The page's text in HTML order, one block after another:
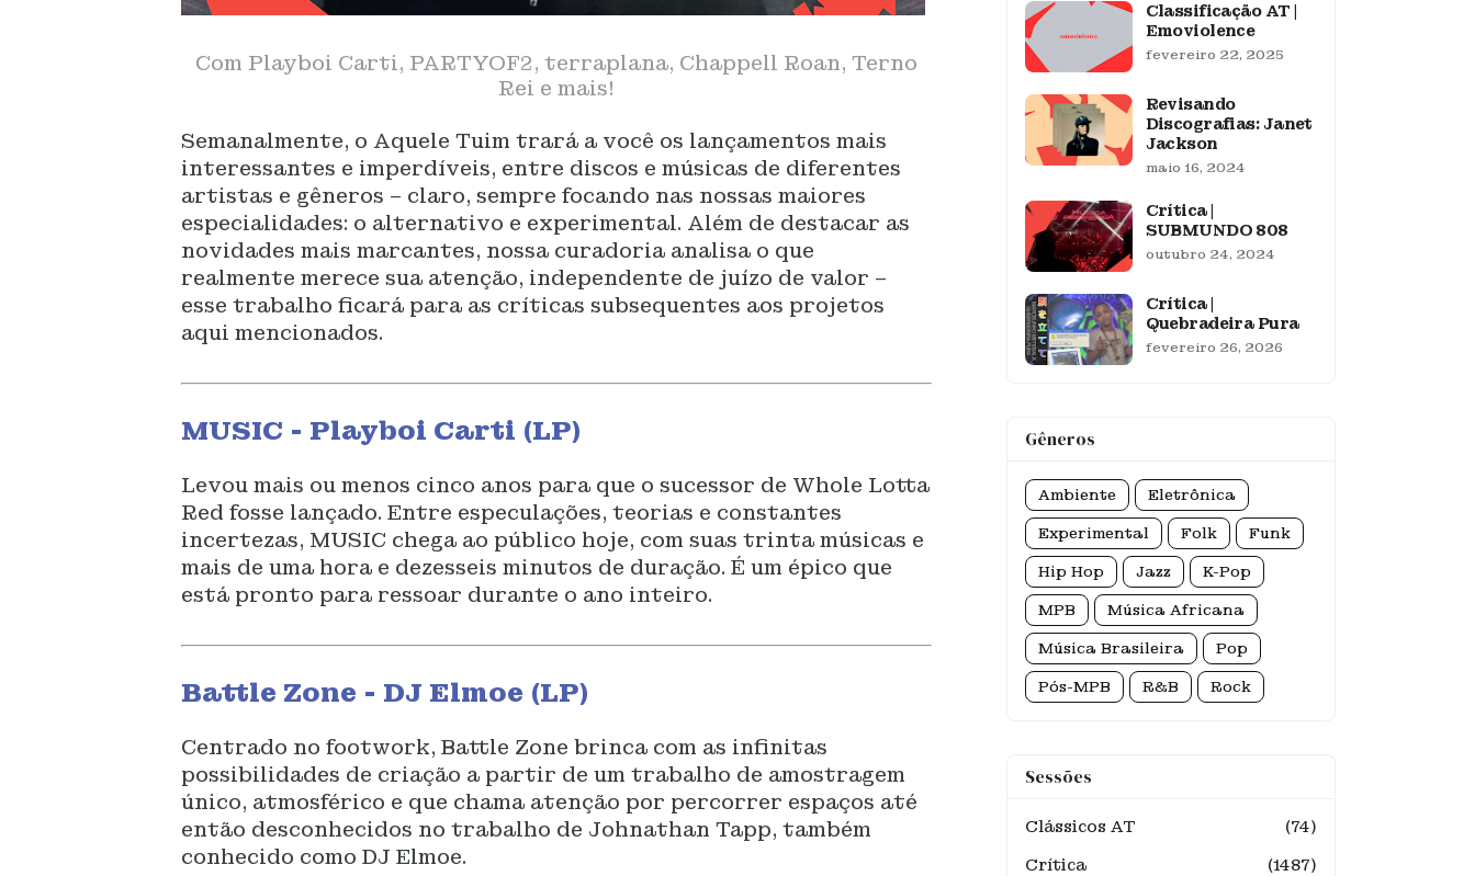
Com Playboi Carti, PARTYOF2, terraplana, Chappell Roan, Terno
Rei e mais!
Semanalmente, o Aquele Tuim trará a você os lançamentos mais
interessantes e imperdíveis, entre discos e músicas de diferentes
artistas e gêneros – claro, sempre focando nas nossas maiores
especialidades: o alternativo e experimental. Além de destacar as
novidades mais marcantes, nossa curadoria analisa o que
realmente merece sua atenção, independente de juízo de valor –
esse trabalho ficará para as críticas subsequentes aos projetos
aqui mencionados.
MUSIC - Playboi Carti (LP)
Levou mais ou menos cinco anos para que o sucessor de Whole Lotta
Red fosse lançado. Entre especulações, teorias e constantes
incertezas, MUSIC chega ao público hoje, com suas trinta músicas e
mais de uma hora e dezesseis minutos de duração. É um épico que
está pronto para ressoar durante o ano inteiro.
Battle Zone - DJ Elmoe (LP)
Centrado no footwork, Battle Zone brinca com as infinitas
possibilidades de criação a partir de um trabalho de amostragem
único, atmosférico e que chama atenção por percorrer espaços até
então desconhecidos no trabalho de Johnathan Tapp, também
conhecido como DJ Elmoe.
Classificação AT |
Emoviolence
fevereiro 22, 2025
Revisando
Discografias: Janet
Jackson
maio 16, 2024
Crítica |
SUBMUNDO 808
outubro 24, 2024
Crítica |
Quebradeira Pura
fevereiro 26, 2026
Gêneros
Ambiente Eletrônica
Experimental Folk Funk
Hip Hop Jazz K-Pop
MPB Música Africana
Música Brasileira Pop
Pós-MPB R&B Rock
Sessões
Clássicos AT
(74)
Crítica
(1487)